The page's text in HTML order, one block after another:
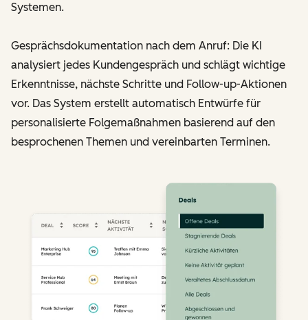
Systemen.
Gesprächsdokumentation nach dem Anruf: Die KI
analysiert jedes Kundengespräch und schlägt wichtige
Erkenntnisse, nächste Schritte und Follow-up-Aktionen
vor. Das System erstellt automatisch Entwürfe für
personalisierte Folgemaßnahmen basierend auf den
besprochenen Themen und vereinbarten Terminen.